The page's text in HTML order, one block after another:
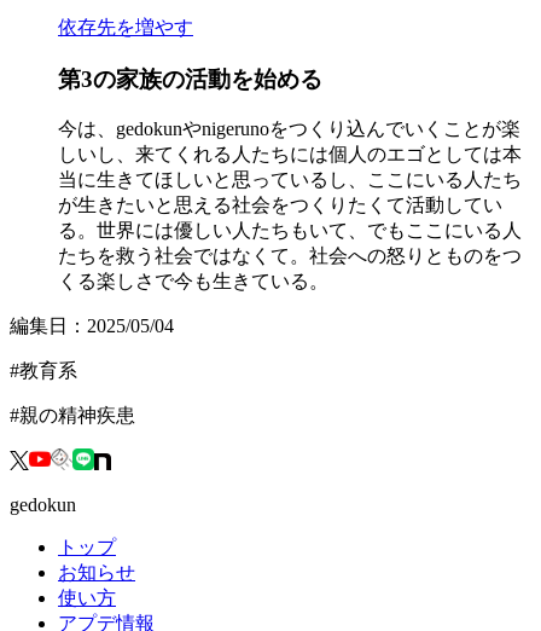
依存先を増やす
第3の家族の活動を始める
今は、gedokunやnigerunoをつくり込んでいくことが楽
しいし、来てくれる人たちには個人のエゴとしては本
当に生きてほしいと思っているし、ここにいる人たち
が生きたいと思える社会をつくりたくて活動してい
る。世界には優しい人たちもいて、でもここにいる人
たちを救う社会ではなくて。社会への怒りとものをつ
くる楽しさで今も生きている。
編集日： 2025/05/04
#教育系
#親の精神疾患
gedokun
トップ
お知らせ
使い方
アプデ情報